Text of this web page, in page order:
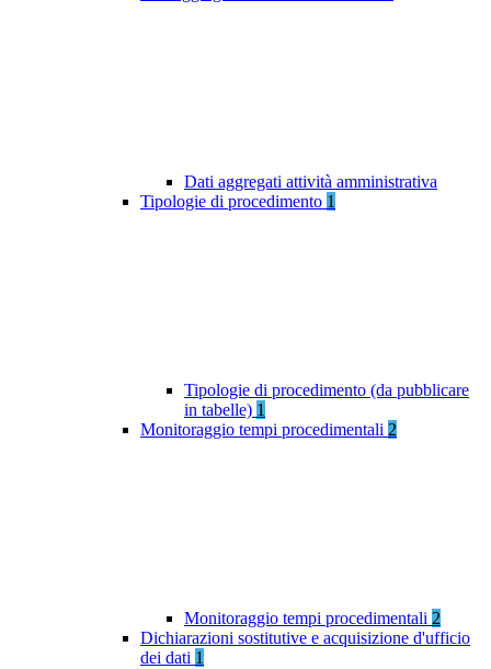
Dati aggregati attività amministrativa
Tipologie di procedimento 1
Tipologie di procedimento (da pubblicare
in tabelle) 1
Monitoraggio tempi procedimentali 2
Monitoraggio tempi procedimentali 2
Dichiarazioni sostitutive e acquisizione d'ufficio
dei dati 1